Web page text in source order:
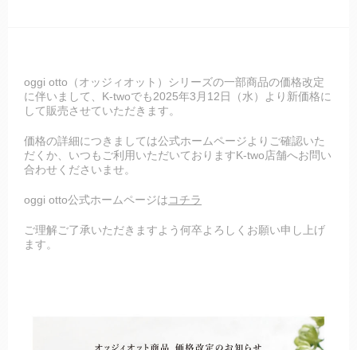
oggi otto（オッジィオット）シリーズの一部商品の価格改定
に伴いまして、K-twoでも2025年3月12日（水）より新価格に
して販売させていただきます。
価格の詳細につきましては公式ホームページよりご確認いた
だくか、いつもご利用いただいておりますK-two店舗へお問い
合わせくださいませ。
oggi otto公式ホームページはコチラ
ご理解ご了承いただきますよう何卒よろしくお願い申し上げ
ます。